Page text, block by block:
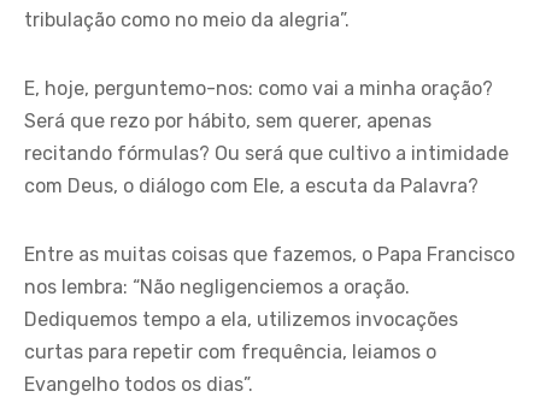
tribulação como no meio da alegria”.
E, hoje, perguntemo-nos: como vai a minha oração?
Será que rezo por hábito, sem querer, apenas
recitando fórmulas? Ou será que cultivo a intimidade
com Deus, o diálogo com Ele, a escuta da Palavra?
Entre as muitas coisas que fazemos, o Papa Francisco
nos lembra: “Não negligenciemos a oração.
Dediquemos tempo a ela, utilizemos invocações
curtas para repetir com frequência, leiamos o
Evangelho todos os dias”.